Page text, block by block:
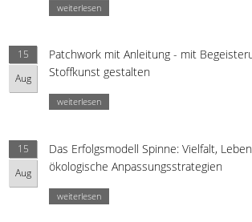
weiterlesen
15
Aug
Patchwork mit Anleitung - mit
Stoffkunst gestalten
weiterlesen
15
Aug
Das Erfolgsmodell Spinne: Vielfalt,
ökologische Anpassungsstrategien
weiterlesen